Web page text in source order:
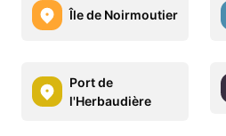
Île de Noirmoutier
Port de
l'Herbaudière